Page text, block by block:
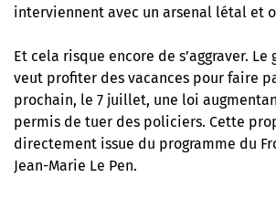
interviennent avec un arsenal létal et
Et cela risque encore de s’aggraver. Le
veut profiter des vacances pour faire
prochain, le 7 juillet, une loi
permis de tuer des policiers. Cette
directement issue du programme du
Jean-Marie Le Pen.